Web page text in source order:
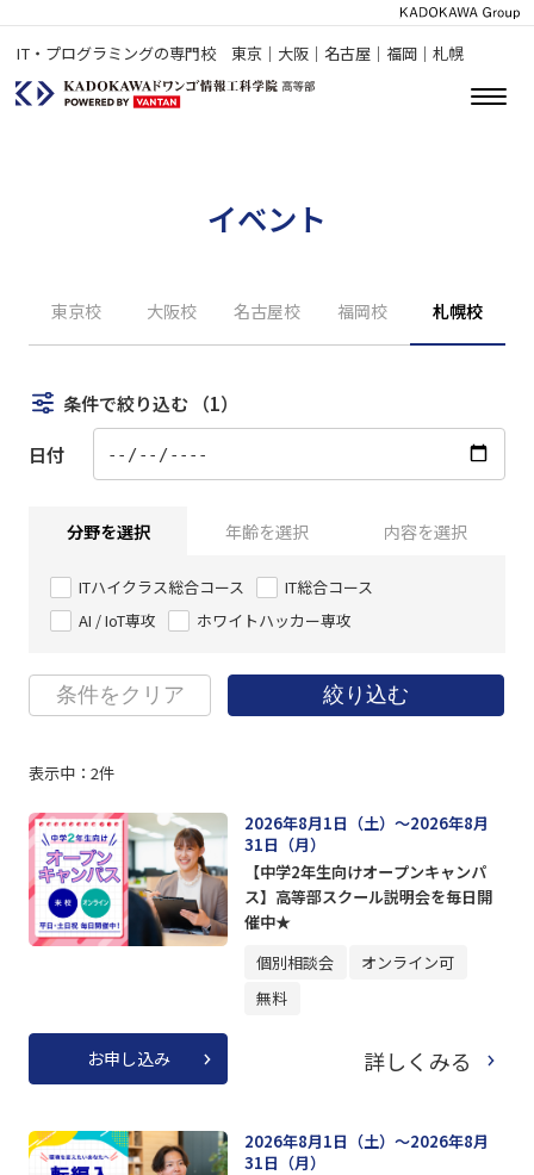
IT・プログラミングの専門校 東京｜大阪｜名古屋｜福岡｜札幌
イベント
東京校 大阪校 名古屋校 福岡校 札幌校
条件で絞り込む （1）
日付
分野を選択 年齢を選択 内容を選択
ITハイクラス総合コース
IT総合コース
AI / IoT専攻
ホワイトハッカー専攻
条件をクリア 絞り込む
表示中： 2件
2026年8月1日（土）～2026年8月
31日（月）
【中学2年生向けオープンキャンパ
ス】高等部スクール説明会を毎日開
催中★
個別相談会
オンライン可
無料
お申し込み 詳しくみる
2026年8月1日（土）～2026年8月
31日（月）